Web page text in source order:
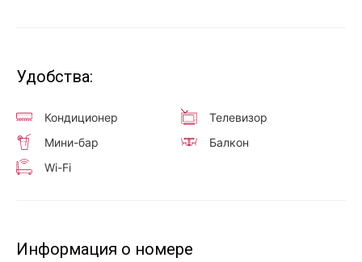
Удобства:
Кондиционер
Телевизор
Мини-бар
Балкон
Wi-Fi
Информация о номере